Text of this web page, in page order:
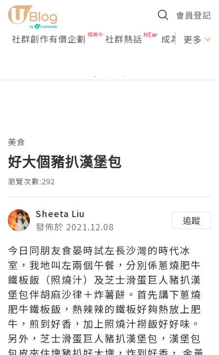
會員登記
社群創作有價企劃 社群熱話 成為U更多
美食
好大個豬扒漢堡包
瀏覽次數:292
Sheeta Liu
發佈於 2021.12.08
追蹤
今日同朋友食晏時試左長沙灣的時代冰
室，我地叫左兩個午餐，分別係蔥燒肥牛
鐵板飯（照燒汁）及芝士滑蛋巨人豬扒漢
堡包伴胡麻沙律＋炸薯餅。首先講下蔥燒
肥牛鐵板飯，熱辣辣的鐵板好夠熱放上肥
牛，煎到好香，加上照燒汁撈飯好好味。
另外，芝士滑蛋巨人豬扒漢堡包，漢堡包